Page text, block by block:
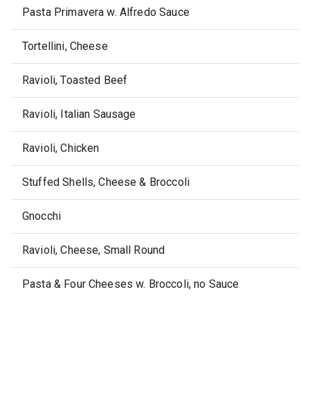
Pasta Primavera w. Alfredo Sauce
Tortellini, Cheese
Ravioli, Toasted Beef
Ravioli, Italian Sausage
Ravioli, Chicken
Stuffed Shells, Cheese & Broccoli
Gnocchi
Ravioli, Cheese, Small Round
Pasta & Four Cheeses w. Broccoli, no Sauce